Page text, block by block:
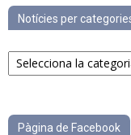
Notícies per
Notícies
per
Pàgina de Facebook